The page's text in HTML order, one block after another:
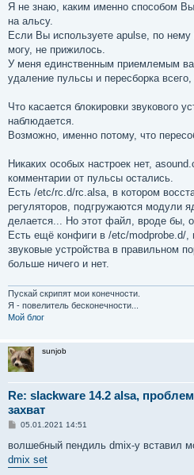
Я не знаю, каким именно способом
на альсу.
Если Вы используете apulse, по нему
могу, не прижилось.
У меня единственным приемлемым
удаление пульсы и пересборка всего,
Что касается блокировки звукового
наблюдается.
Возможно, именно потому, что
Никаких особых настроек нет,
комментарии от пульсы остались.
Есть /etc/rc.d/rc.alsa, в котором
регуляторов, подгружаются модули
делается... Но этот файл, вроде бы,
Есть ещё конфиги в /etc/modprobe.d/,
звуковые устройства в правильном
больше ничего и нет.
Пускай скрипят мои конечности.
Я - повелитель бесконечности...
Мой блог
sunjob
Re: slackware 14.2 alsa,
захват
С
о
щ
05.01.2021 14:51
волшебный пендиль dmix-y вставил
dmix set